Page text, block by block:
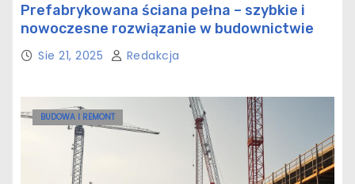
Prefabrykowana ściana pełna – szybkie i
nowoczesne rozwiązanie w budownictwie
Sie 21, 2025 Redakcja
BUDOWA I REMONT